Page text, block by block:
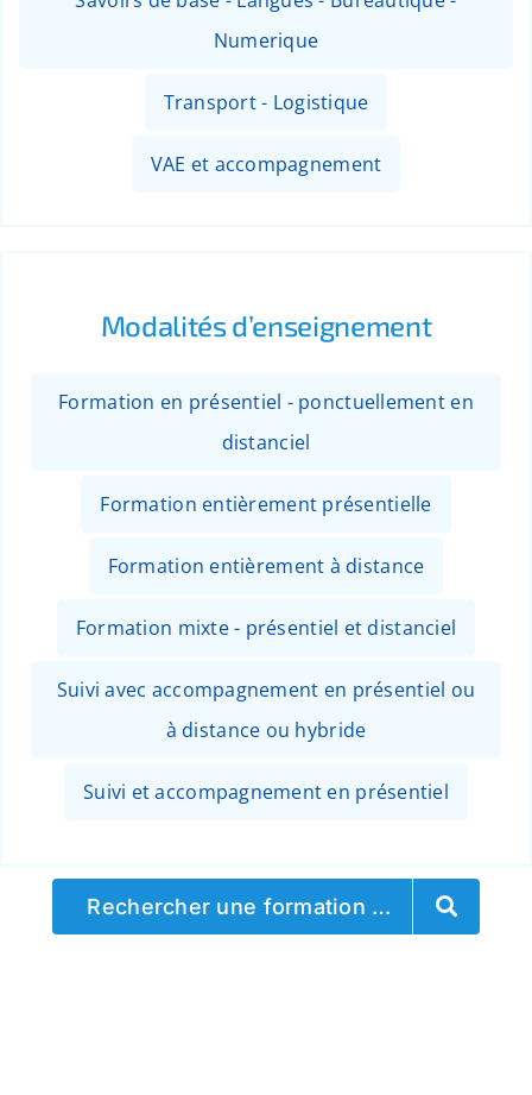
Numerique
Transport - Logistique
VAE et accompagnement
Modalités d’enseignement
Formation en présentiel - ponctuellement en
distanciel
Formation entièrement présentielle
Formation entièrement à distance
Formation mixte - présentiel et distanciel
Suivi avec accompagnement en présentiel ou
à distance ou hybride
Suivi et accompagnement en présentiel
Rechercher une formation …